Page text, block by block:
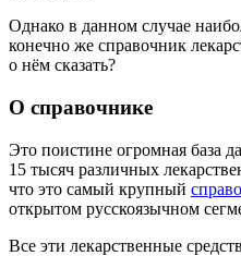
Однако в данном случае
конечно же справочник
о нём сказать?
О справочнике
Это поистине огромная база
15 тысяч различных
что это самый крупный
открытом русскоязычном
Все эти лекарственные